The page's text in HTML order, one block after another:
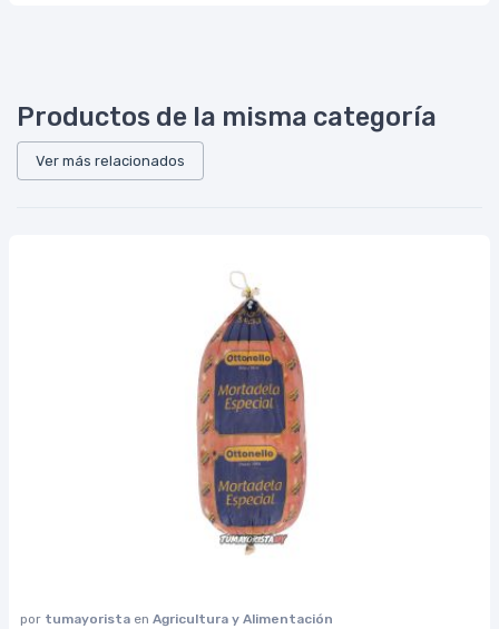
Productos de la misma categoría
Ver más relacionados
por tumayorista en Agricultura y Alimentación